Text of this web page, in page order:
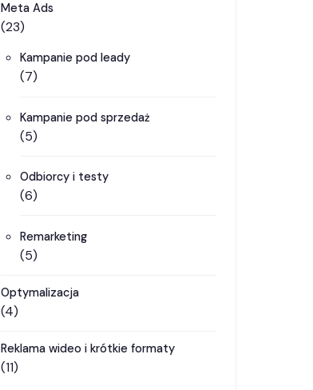
Meta Ads
(23)
Kampanie pod leady
(7)
Kampanie pod sprzedaż
(5)
Odbiorcy i testy
(6)
Remarketing
(5)
Optymalizacja
(4)
Reklama wideo i krótkie formaty
(11)